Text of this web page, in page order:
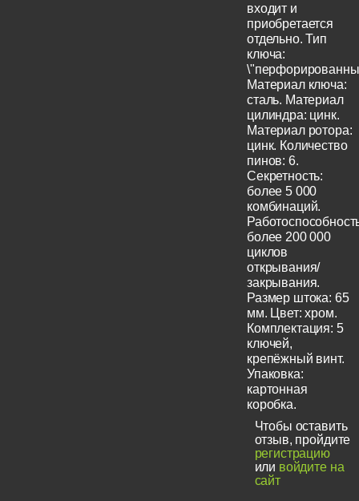
входит и
приобретается
отдельно. Тип
ключа:
Материал ключа:
сталь. Материал
цилиндра: цинк.
Материал ротора:
цинк. Количество
пинов: 6.
Секретность:
более 5 000
комбинаций.
более 200 000
циклов
открывания/
закрывания.
Размер штока: 65
мм. Цвет: хром.
Комплектация: 5
ключей,
крепёжный винт.
Упаковка:
картонная
коробка.
Чтобы оставить
отзыв, пройдите
регистрацию
или войдите на
сайт